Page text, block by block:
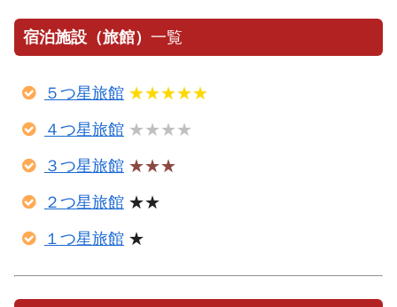
宿泊施設（旅館） 一覧
５つ星旅館 ★★★★★
４つ星旅館 ★★★★
３つ星旅館 ★★★
２つ星旅館 ★★
１つ星旅館 ★